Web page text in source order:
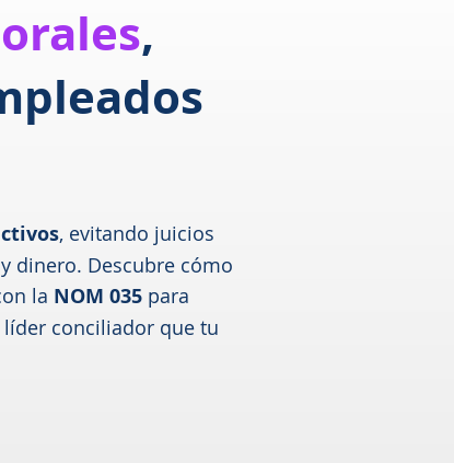
,
, evitando juicios
dinero. Descubre cómo
la NOM 035 para
conciliador que tu